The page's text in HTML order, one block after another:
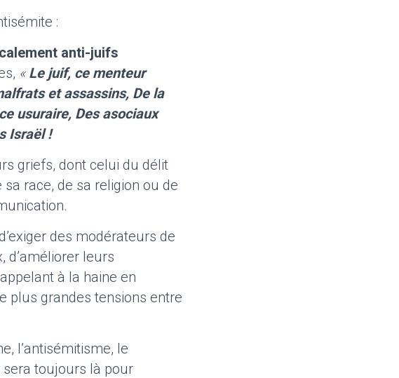
:
anti-juifs
« Le juif, ce menteur
et assassins, De la
usuraire, Des asociaux
Israël !
griefs, dont celui du délit
race, de sa religion ou de
des modérateurs de
d’améliorer leurs
à la haine en
plus grandes tensions entre
l’antisémitisme, le
sera toujours là pour